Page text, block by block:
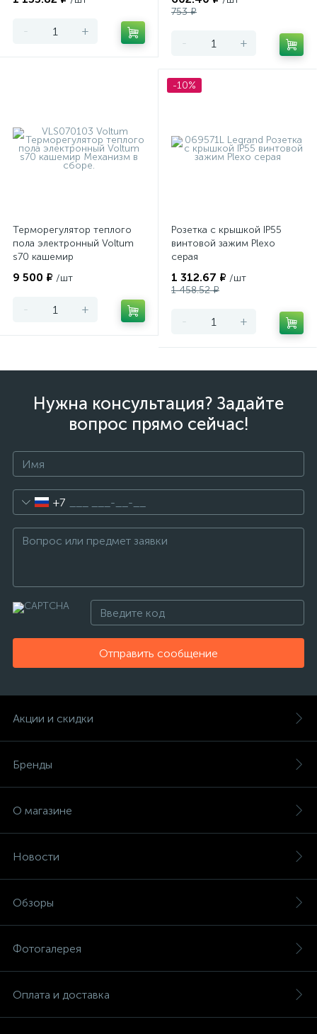
- +
753 ₽
- +
Терморегулятор теплого
пола электронный Voltum
s70 кашемир
9 500 ₽ /шт
- +
-10%
Розетка с крышкой IP55
винтовой зажим Plexo
серая
1 312.67 ₽ /шт
1 458.52 ₽
- +
Нужна консультация? Задайте
вопрос прямо сейчас!
+7
Отправить сообщение
Акции и скидки
Бренды
О магазине
Новости
Обзоры
Фотогалерея
Оплата и доставка